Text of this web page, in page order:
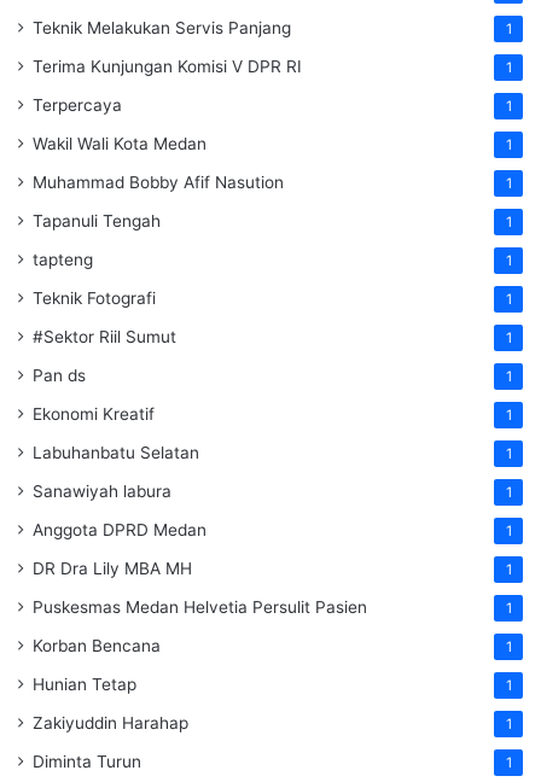
Teknik Melakukan Servis Panjang 1
Terima Kunjungan Komisi V DPR RI 1
Terpercaya 1
Wakil Wali Kota Medan 1
Muhammad Bobby Afif Nasution 1
Tapanuli Tengah 1
tapteng 1
Teknik Fotografi 1
#Sektor Riil Sumut 1
Pan ds 1
Ekonomi Kreatif 1
Labuhanbatu Selatan 1
Sanawiyah labura 1
Anggota DPRD Medan 1
DR Dra Lily MBA MH 1
Puskesmas Medan Helvetia Persulit Pasien 1
Korban Bencana 1
Hunian Tetap 1
Zakiyuddin Harahap 1
Diminta Turun 1